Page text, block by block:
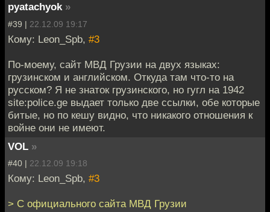
pyatachyok »
#39 | 22.12.09 19:17
Кому: Leon_Spb, #3
По-моему, сайт МВД Грузии на двух языках:
грузинском и английском. Откуда там что-то на
русском? Я не знаток грузинского, но гугл на 1942
site:police.ge выдает только две ссылки, обе которые
битые, но по кешу видно, что никакого отношения к
войне они не имеют.
VOL »
#40 | 22.12.09 19:18
Кому: Leon_Spb, #3
> С официального сайта МВД Грузии